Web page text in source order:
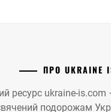
ПРО UKRAINE
ресурс ukraine-is.com
подорожам